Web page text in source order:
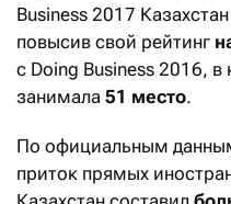
Business 2017
повысив свой рейтинг
с Doing Business 2016,
занимала 51 место.
По официальным
приток прямых